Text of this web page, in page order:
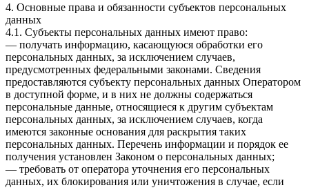
4. Основные права и обязанности субъектов персональных
данных
4.1. Субъекты персональных данных имеют право:
— получать информацию, касающуюся обработки его
персональных данных, за исключением случаев,
предусмотренных федеральными законами. Сведения
предоставляются субъекту персональных данных Оператором
в доступной форме, и в них не должны содержаться
персональные данные, относящиеся к другим субъектам
персональных данных, за исключением случаев, когда
имеются законные основания для раскрытия таких
персональных данных. Перечень информации и порядок ее
получения установлен Законом о персональных данных;
— требовать от оператора уточнения его персональных
данных, их блокирования или уничтожения в случае, если